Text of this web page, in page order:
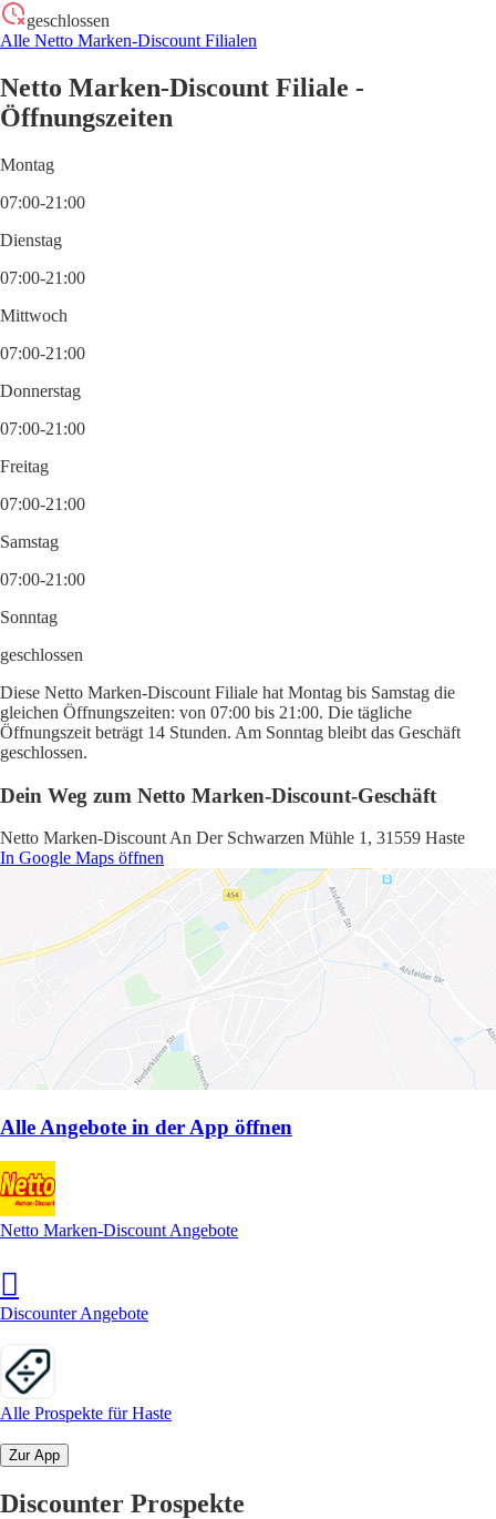
geschlossen
Alle Netto Marken-Discount Filialen
Netto Marken-Discount Filiale -
Öffnungszeiten
Montag
07:00-21:00
Dienstag
07:00-21:00
Mittwoch
07:00-21:00
Donnerstag
07:00-21:00
Freitag
07:00-21:00
Samstag
07:00-21:00
Sonntag
geschlossen
Diese Netto Marken-Discount Filiale hat Montag bis Samstag die
gleichen Öffnungszeiten: von 07:00 bis 21:00. Die tägliche
Öffnungszeit beträgt 14 Stunden. Am Sonntag bleibt das Geschäft
geschlossen.
Dein Weg zum Netto Marken-Discount-Geschäft
Netto Marken-Discount An Der Schwarzen Mühle 1, 31559 Haste
In Google Maps öffnen
Alle Angebote in der App öffnen
Netto Marken-Discount Angebote
Discounter Angebote
Alle Prospekte für Haste
Zur App
Discounter Prospekte